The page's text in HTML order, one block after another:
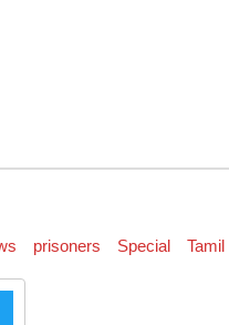
prisoners Special Tamil